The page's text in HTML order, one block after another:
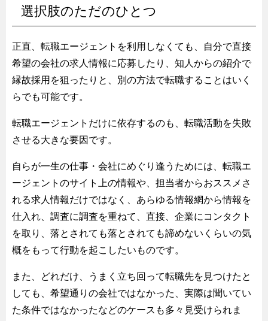
選択肢のただのひとつ
正直、転職エージェントを利用しなくても、自分で直接
希望の会社の求人情報に応募したり、知人からの紹介で
縁故採用を狙ったりと、別の方法で転職することはいく
らでも可能です。
転職エージェントだけに依存するのも、転職活動を失敗
させる大きな要因です。
自らが一生の仕事・会社にめぐり逢うためには、転職エ
ージェントのサイト上の情報や、担当者からおススメさ
れる求人情報だけではなく、あらゆる情報網から情報を
仕入れ、調査に調査を重ねて、直接、企業にコンタクト
を取り、落とされても落とされても諦めないくらいの気
概をもって行動を起こしたいものです。
また、どれだけ、うまく立ち回って転職先を見つけたと
しても、希望通りの会社ではなかった、実際は聞いてい
た条件ではなかったなどのケースも多々見受けられま